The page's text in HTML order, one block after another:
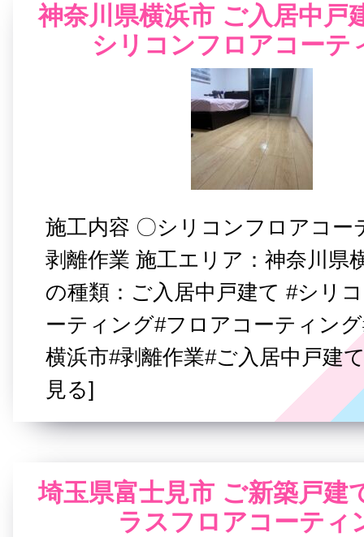
神奈川県横浜市 ご入居中戸
シリコンフロアコーテ
施工内容 〇シリコンフロアコー
剥離作業 施工エリア：神奈川県
の種類：ご入居中戸建て #シリ
ーティング#フロアコーティン
横浜市#剥離作業#ご入居中戸建
見る]
埼玉県富士見市 ご新築戸建
ラスフロアコーティ